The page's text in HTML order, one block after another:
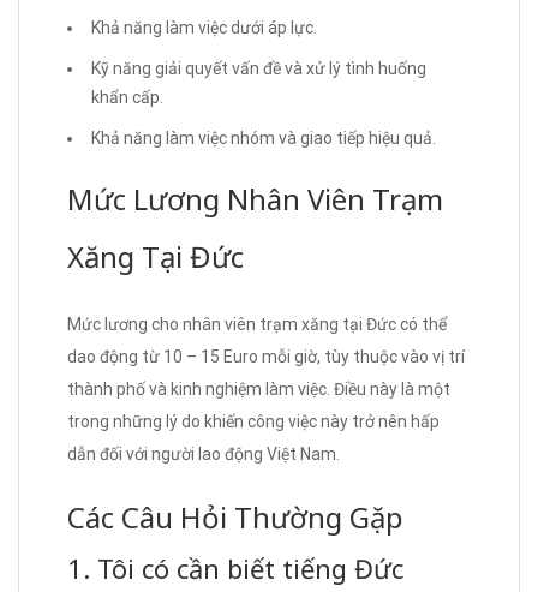
Khả năng làm việc dưới áp lực.
Kỹ năng giải quyết vấn đề và xử lý tình huống
khẩn cấp.
Khả năng làm việc nhóm và giao tiếp hiệu quả.
Mức Lương Nhân Viên Trạm
Xăng Tại Đức
Mức lương cho nhân viên trạm xăng tại Đức có thể
dao động từ 10 – 15 Euro mỗi giờ, tùy thuộc vào vị trí
thành phố và kinh nghiệm làm việc. Điều này là một
trong những lý do khiến công việc này trở nên hấp
dẫn đối với người lao động Việt Nam.
Các Câu Hỏi Thường Gặp
1. Tôi có cần biết tiếng Đức